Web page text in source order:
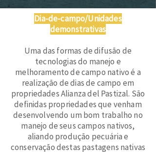
Dia-de-campo/Unidades
demonstrativas
Uma das formas de difusão de
tecnologias do manejo e
melhoramento de campo nativo é a
realização de dias de campo em
propriedades Alianza del Pastizal. São
definidas propriedades que venham
desenvolvendo um bom trabalho no
manejo de seus campos nativos,
aliando produção pecuária e
conservação destas pastagens nativas